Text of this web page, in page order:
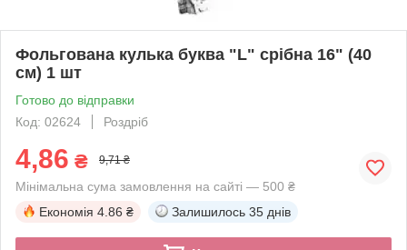
Фольгована кулька буква "L" срібна 16" (40
см) 1 шт
Готово до відправки
Код: 02624
Роздріб
4,86 ₴ 9,71 ₴
Мінімальна сума замовлення на сайті — 500 ₴
Економія 4.86 ₴ Залишилось 35 днів